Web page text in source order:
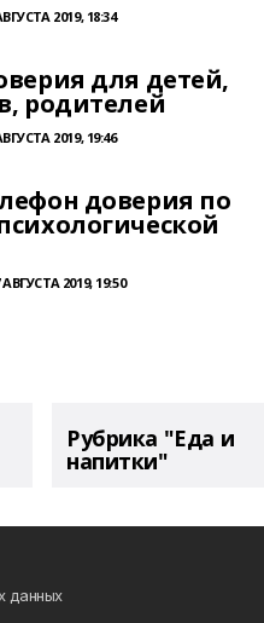
2019, 18:34
для детей,
родителей
2019, 19:46
доверия по
АВГУСТА 2019, 19:50
Рубрика "Еда и
напитки"
данных